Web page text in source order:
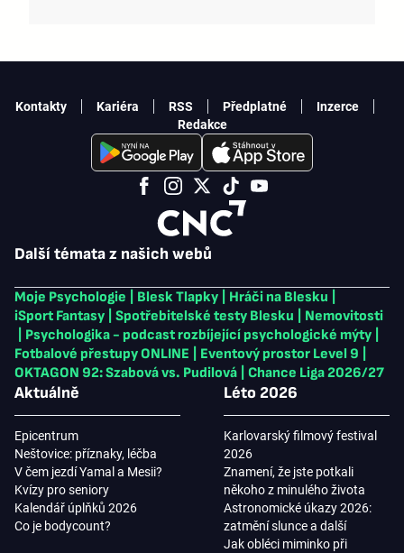
Další témata z našich webů
Moje Psychologie Blesk Tlapky Hráči na Blesku
iSport Fantasy
Spotřebitelské testy Blesku
Nemovitosti
Psychologika - podcast rozbíjející psychologické mýty
Fotbalové přestupy ONLINE
Eventový prostor Level 9
OKTAGON 92: Szabová vs. Pudilová
Chance Liga 2026/27
Aktuálně
Epicentrum
Neštovice: příznaky, léčba
V čem jezdí Yamal a Mesii?
Kvízy pro seniory
Kalendář úplňků 2026
Co je bodycount?
Léto 2026
Karlovarský filmový festival
2026
Znamení, že jste potkali
někoho z minulého života
Astronomické úkazy 2026:
zatmění slunce a další
Jak obléci miminko při
Kontakty Kariéra RSS Předplatné
Inzerce
Redakce